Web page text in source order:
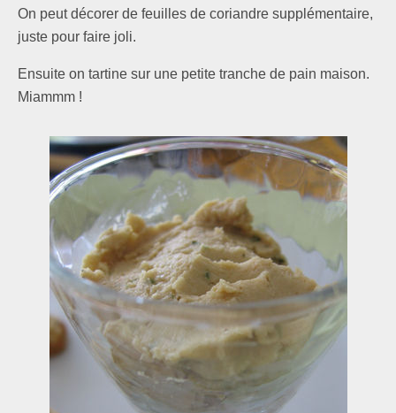
On peut décorer de feuilles de coriandre supplémentaire,
juste pour faire joli.
Ensuite on tartine sur une petite tranche de pain maison.
Miammm !